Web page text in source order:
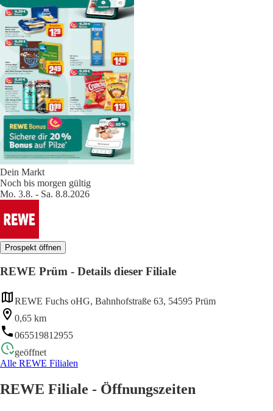
Dein Markt
Noch bis morgen gültig
Mo. 3.8. - Sa. 8.8.2026
Prospekt öffnen
REWE Prüm - Details dieser Filiale
REWE Fuchs oHG, Bahnhofstraße 63, 54595 Prüm
0,65 km
065519812955
geöffnet
Alle REWE Filialen
REWE Filiale - Öffnungszeiten